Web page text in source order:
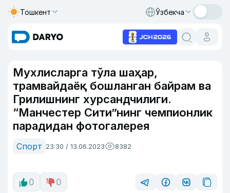
Тошкент Ўзбекча
Мухлисларга тўла шаҳар,
трамвайдаёқ бошланган байрам ва
Грилишнинг хурсандчилиги.
“Манчестер Сити”нинг чемпионлик
парадидан фотогалерея
Спорт 23:30 / 13.06.2023 8382
0 0